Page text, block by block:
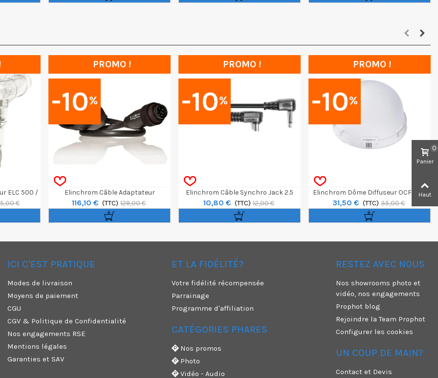
ELC 500 /
€
-10%
PROMO !
Elinchrom Câble Adaptateur
FreeLite/RQ
116,10 € (TTC) 129,00 €
-10%
PROMO !
Elinchrom Câble Synchro Jack 2.5
20cm
10,80 € (TTC) 12,00 €
-10%
PROMO !
Elinchrom Dôme Diffuseur OCF ONE
31,50 € (TTC) 35,00 €
ICI C'EST PRATIQUE
Modes de livraison
Moyens de paiement
CGU
CGV & Politique de Confidentialité
Nos engagements RSE
Mentions légales
Garanties et SAV
ET LA FIDÉLITÉ?
Votre fidélité récompensée
Parrainage
Programme d'affiliation
CATÉGORIES PHARES
Nos promos
Photo
Vidéo - Audio
RESTEZ AVEC NOUS
Nos showrooms photo et
vidéo, nos engagements
Prophot blog
Rejoindre la Team Prophot
Configurer les cookies
UN COUP DE MAIN?
Contact et Devis
Panier
0
Haut